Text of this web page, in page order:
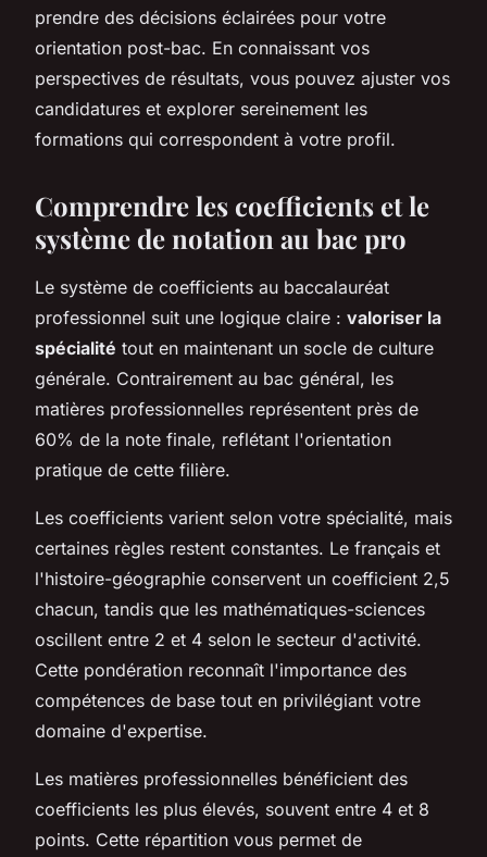
prendre des décisions éclairées pour votre
orientation post-bac. En connaissant vos
perspectives de résultats, vous pouvez ajuster vos
candidatures et explorer sereinement les
formations qui correspondent à votre profil.
Comprendre les coefficients et le
système de notation au bac pro
Le système de coefficients au baccalauréat
professionnel suit une logique claire : valoriser la
spécialité tout en maintenant un socle de culture
générale. Contrairement au bac général, les
matières professionnelles représentent près de
60% de la note finale, reflétant l'orientation
pratique de cette filière.
Les coefficients varient selon votre spécialité, mais
certaines règles restent constantes. Le français et
l'histoire-géographie conservent un coefficient 2,5
chacun, tandis que les mathématiques-sciences
oscillent entre 2 et 4 selon le secteur d'activité.
Cette pondération reconnaît l'importance des
compétences de base tout en privilégiant votre
domaine d'expertise.
Les matières professionnelles bénéficient des
coefficients les plus élevés, souvent entre 4 et 8
points. Cette répartition vous permet de